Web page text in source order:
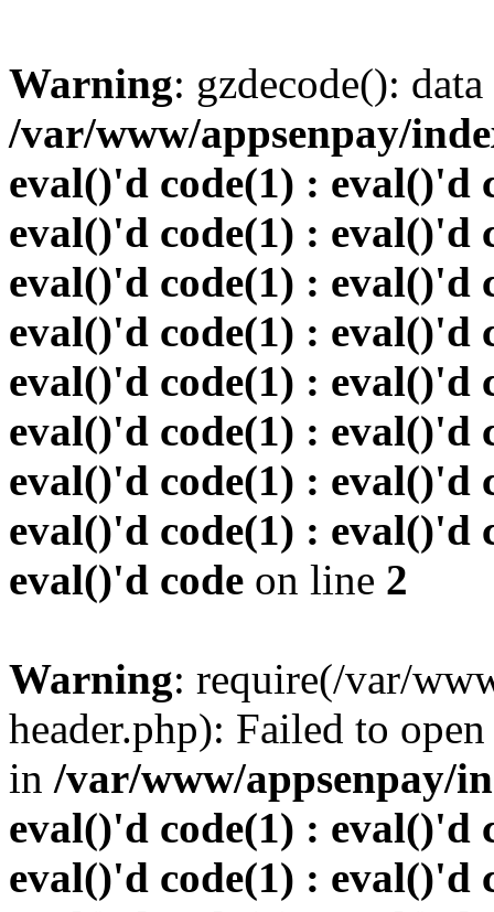
Warning: gzdecode():
/var/www/appsenpay/
eval()'d code(1) : eval()'d
eval()'d code(1) : eval()'d
eval()'d code(1) : eval()'d
eval()'d code(1) : eval()'d
eval()'d code(1) : eval()'d
eval()'d code(1) : eval()'d
eval()'d code(1) : eval()'d
eval()'d code(1) : eval()'d
eval()'d code on line 2
Warning: require(/var/
header.php): Failed to
in /var/www/appsenpay/
eval()'d code(1) : eval()'d
eval()'d code(1) : eval()'d